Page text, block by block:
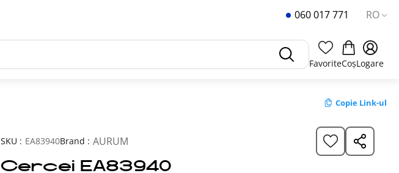
060 017 771 RO
FavoriteCoșLogare
Copie Link-ul
SKU : EA83940Brand : AURUM
Cercei EA83940